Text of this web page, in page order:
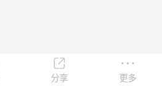
分享 更多